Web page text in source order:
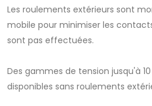
Les roulements extérieurs sont
mobile pour minimiser les
sont pas effectuées.
Des gammes de tension jusqu'à
disponibles sans roulements